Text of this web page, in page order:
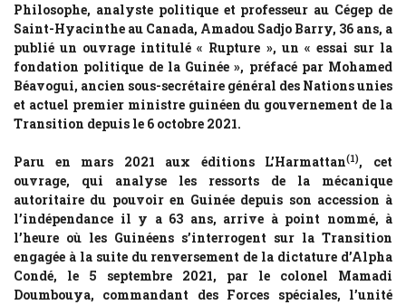
Philosophe, analyste politique et professeur au Cégep de
Saint-Hyacinthe au Canada, Amadou Sadjo Barry, 36 ans, a
publié un ouvrage intitulé « Rupture », un « essai sur la
fondation politique de la Guinée », préfacé par Mohamed
Béavogui, ancien sous-secrétaire général des Nations unies
et actuel premier ministre guinéen du gouvernement de la
Transition depuis le 6 octobre 2021.
Paru en mars 2021 aux éditions L’Harmattan(1), cet
ouvrage, qui analyse les ressorts de la mécanique
autoritaire du pouvoir en Guinée depuis son accession à
l’indépendance il y a 63 ans, arrive à point nommé, à
l’heure où les Guinéens s’interrogent sur la Transition
engagée à la suite du renversement de la dictature d’Alpha
Condé, le 5 septembre 2021, par le colonel Mamadi
Doumbouya, commandant des Forces spéciales, l’unité